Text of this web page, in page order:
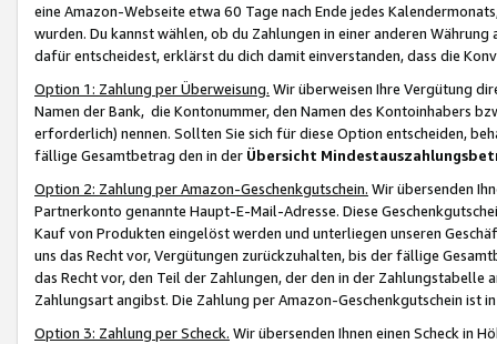
eine Amazon-Webseite etwa 60 Tage nach Ende jedes
wurden. Du kannst wählen, ob du Zahlungen in einer anderen
dafür entscheidest, erklärst du dich damit einverstanden, dass die
Option 1: Zahlung per Überweisung. Wir überweisen Ihre Vergütung
Namen der Bank, die Kontonummer, den Namen des Kontoinhabers
erforderlich) nennen. Sollten Sie sich für diese Option entscheiden,
fällige Gesamtbetrag den in der Übersicht
Option 2: Zahlung per Amazon-Geschenkgutschein. Wir übersenden
Partnerkonto genannte Haupt-E-Mail-Adresse. Diese
Kauf von Produkten eingelöst werden und unterliegen unseren
uns das Recht vor, Vergütungen zurückzuhalten, bis der fällige
das Recht vor, den Teil der Zahlungen, der den in der
Zahlungsart angibst. Die Zahlung per Amazon-Geschenkgutschein ist
Option 3: Zahlung per Scheck. Wir übersenden Ihnen einen Scheck in